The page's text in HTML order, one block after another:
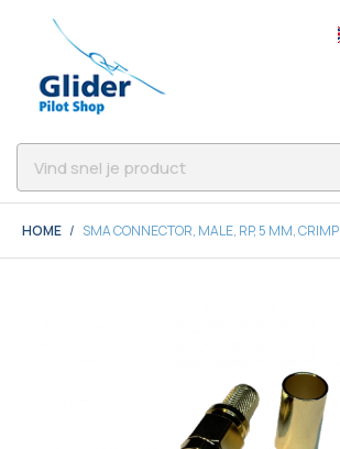
HOME SMA CONNECTOR, MALE, RP, 5 MM, CRIMP